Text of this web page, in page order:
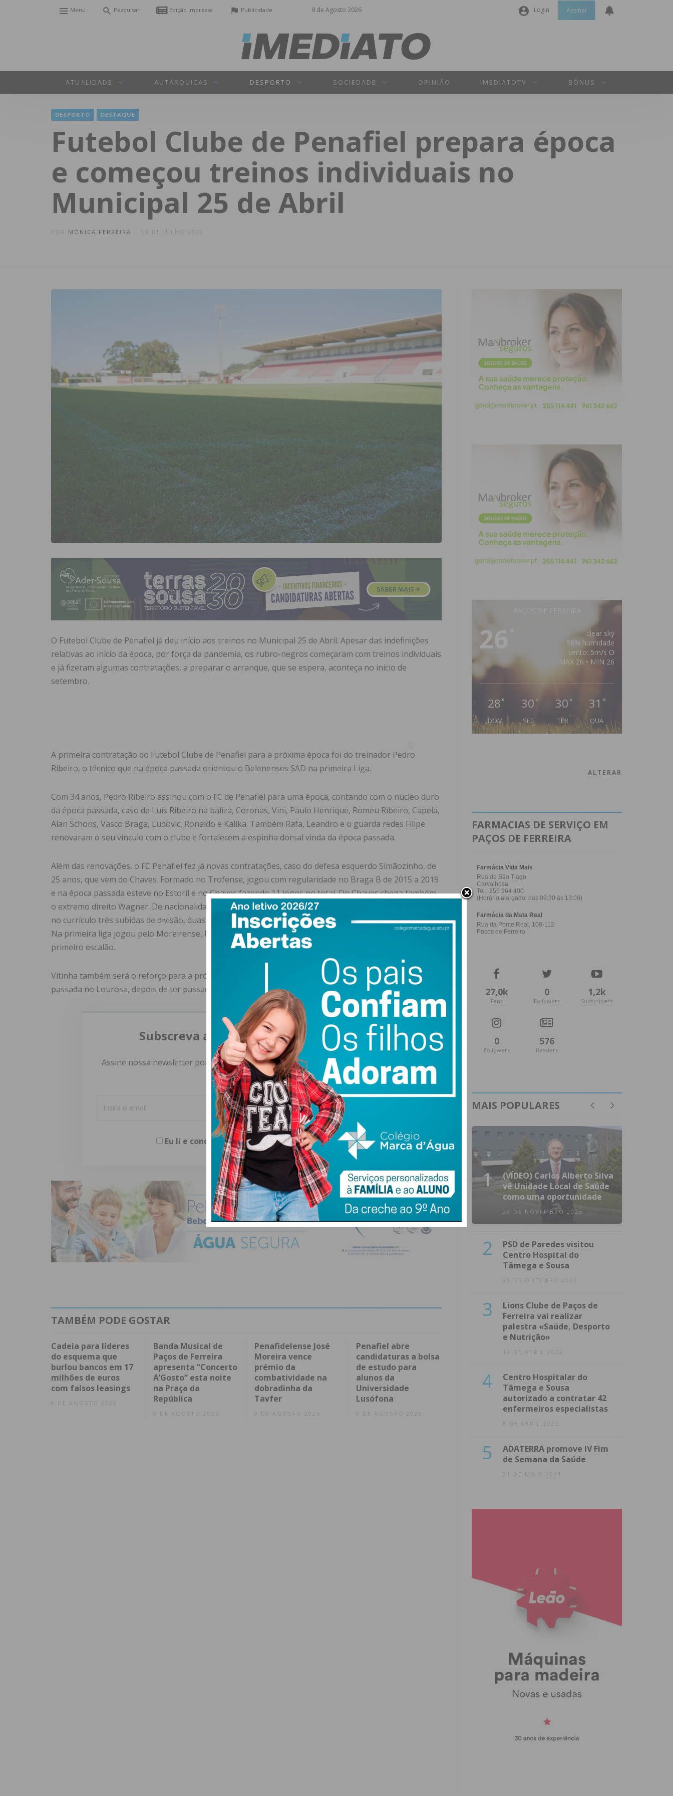
9 de Agosto 2026
Menu Pesquisar Edição Impressa Publicidade Login
Senha
INICIAR SESSÃO
Assinar
ATUALIDADE AUTÁRQUICAS DESPORTO SOCIEDADE OPINIÃO IMEDIATOTV BÓNUS
DESPORTO DESTAQUE
Futebol Clube de Penafiel prepara época
e começou treinos individuais no
Municipal 25 de Abril
MÓNICA FERREIRA
O Futebol Clube de Penafiel já deu início aos treinos no Municipal 25 de Abril. Apesar das indefinições
relativas ao início da época, por força da pandemia, os rubro-negros começaram com treinos individuais
e já fizeram algumas contratações, a preparar o arranque, que se espera, aconteça no início de
setembro.
A primeira contratação do Futebol Clube de Penafiel para a próxima época foi do treinador Pedro
Ribeiro, o técnico que na época passada orientou o Belenenses SAD na primeira Liga.
Com 34 anos, Pedro Ribeiro assinou com o FC de Penafiel para uma época, contando com o núcleo duro
da época passada, caso de Luís Ribeiro na baliza, Coronas, Vini, Paulo Henrique, Romeu Ribeiro, Capela,
Alan Schons, Vasco Braga, Ludovic, Ronaldo e Kalika. Também Rafa, Leandro e o guarda redes Filipe
renovaram o seu vínculo com o clube e fortalecem a espinha dorsal vinda da época passada.
Além das renovações, o FC Penafiel fez já novas contratações, caso do defesa esquerdo Simãozinho, de
25 anos, que vem do Chaves. Formado no Trofense, jogou com regularidade no Braga B de 2015 a 2019
e na época passada esteve no Estoril e no Chaves fazendo 11 jogos no total. Do Chaves chega também
o extremo direito Wagner. De nacionalidade brasileira, Wagner reside em Portugal há vários anos e tem
no currículo três subidas de divisão, duas pelo Moreirense e uma pelo Paços de Ferreira há dois anos.
Na primeira liga jogou pelo Moreirense, Nacional e Tondela e tem cerca de uma centena de jogos no
primeiro escalão.
Vitinha também será o reforço para a próxima época. O lateral direito de 21 anos jogou na época
passada no Lourosa, depois de ter passado pelo Espinho.
Subscreva a newsletter do Imediato
Assine nossa newsletter por e-mail e obtenha de forma regular a informação
atualizada.
Eu li e concordo com ostermos e condições
TAMBÉM PODE GOSTAR
Cadeia para líderes
do esquema que
burlou bancos em 17
milhões de euros
com falsos leasings
8 DE AGOSTO 2026
Banda Musical de
Paços de Ferreira
apresenta “Concerto
A’Gosto” esta noite
na Praça da
República
8 DE AGOSTO 2026
Penafidelense José
Moreira vence
prémio da
combatividade na
dobradinha da
Tavfer
8 DE AGOSTO 2026
Penafiel abre
candidaturas a bolsa
de estudo para
alunos da
Universidade
Lusófona
8 DE AGOSTO 2026
26
clear sky
58% humidade
vento: 5m/s O
MAX 26 • MIN 26
28 °
DOM
30 °
SEG
30 °
TER
31 °
QUA
ALTERAR
FARMACIAS DE SERVIÇO EM
PAÇOS DE FERREIRA
27,0k
Fans
0
Followers
1,2k
Subscribers
0
Followers
576
Readers
MAIS POPULARES
1
(VÍDEO) Carlos Alberto Silva
vê Unidade Local de Saúde
como uma oportunidade
23 DE NOVEMBRO 2023
2
PSD de Paredes visitou
Centro Hospital do
Tâmega e Sousa
23 DE OUTUBRO 2023
3
Lions Clube de Paços de
Ferreira vai realizar
palestra «Saúde, Desporto
e Nutrição»
14 DE ABRIL 2022
4
Centro Hospitalar do
Tâmega e Sousa
autorizado a contratar 42
enfermeiros especialistas
8 DE ABRIL 2022
5
ADATERRA promove IV Fim
de Semana da Saúde
21 DE MAIO 2021